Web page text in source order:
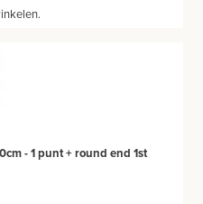
- 1 punt + round end 1st